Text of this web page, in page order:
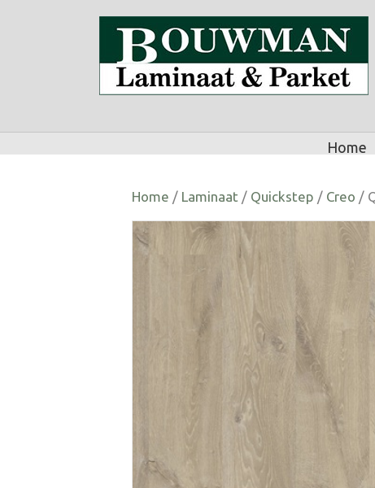
Home
Home / Laminaat / Quickstep / Creo /